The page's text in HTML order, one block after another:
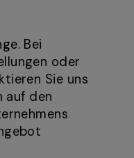
Bei
oder
Sie uns
auf den